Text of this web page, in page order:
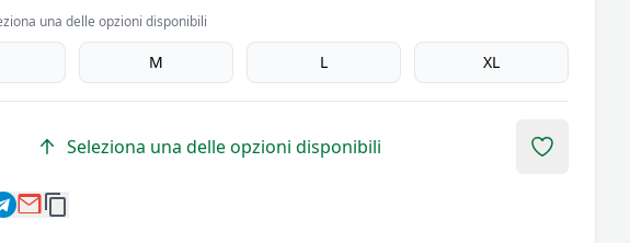
una delle opzioni disponibili
M L XL
Seleziona una delle opzioni disponibili Add to